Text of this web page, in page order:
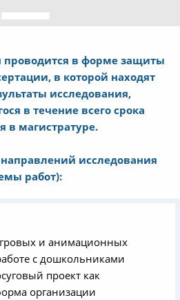
проводится в форме защиты
в которой находят
исследования,
в течение всего срока
в магистратуре.
исследования
работ):
и анимационных
с дошкольниками
проект как
организации